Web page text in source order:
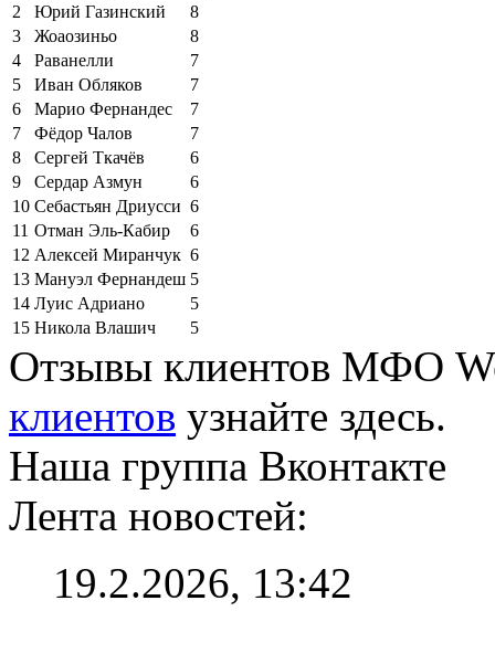
2
Юрий Газинский
8
3
Жоаозиньо
8
4
Раванелли
7
5
Иван Обляков
7
6
Марио Фернандес
7
7
Фёдор Чалов
7
8
Сергей Ткачёв
6
9
Сердар Азмун
6
10 Себастьян Дриусси 6
11 Отман Эль-Кабир
6
12 Алексей Миранчук 6
13 Мануэл Фернандеш 5
14 Луис Адриано
5
15 Никола Влашич 5
Отзывы клиентов МФО
клиентов узнайте здесь.
Наша группа Вконтакте
Лента новостей:
19.2.2026, 13:42